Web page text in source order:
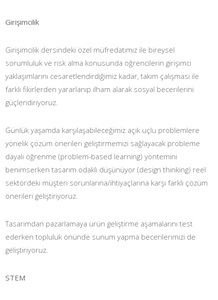
Girişimcilik
Girişimcilik dersindeki özel müfredatımız ile bireysel
sorumluluk ve risk alma konusunda öğrencilerin girişimci
yaklaşımlarını cesaretlendirdiğimiz kadar, takım çalışması ile
farklı fikirlerden yararlanıp ilham alarak sosyal becerilerini
güçlendiriyoruz.
Günlük yaşamda karşılaşabileceğimiz açık uçlu problemlere
yönelik çözüm önerileri geliştirmemizi sağlayacak probleme
dayalı öğrenme (problem-based learning) yöntemini
benimserken tasarım odaklı düşünüyor (design thinking) reel
sektördeki müşteri sorunlarına/ihtiyaçlarına karşı farklı çözüm
önerileri geliştiriyoruz.
Tasarımdan pazarlamaya ürün geliştirme aşamalarını test
ederken topluluk önünde sunum yapma becerilerimizi de
geliştiriyoruz.
STEM